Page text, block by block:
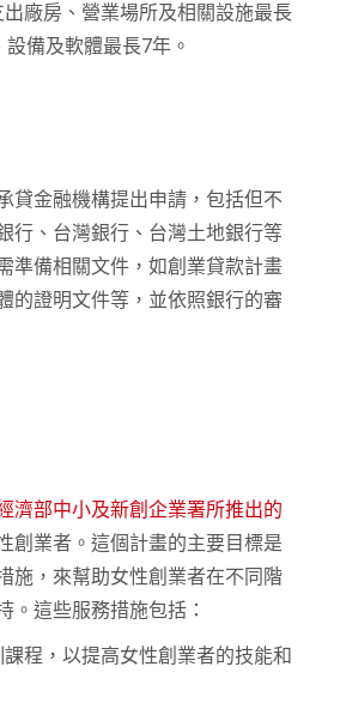
廠房、營業場所及相關設施最長
備及軟體最長7年。
貸金融機構提出申請，包括但不
行、台灣銀行、台灣土地銀行等
準備相關文件，如創業貸款計畫
的證明文件等，並依照銀行的審
濟部中小及新創企業署所推出的
創業者。這個計畫的主要目標是
施，來幫助女性創業者在不同階
。這些服務措施包括：
程，以提高女性創業者的技能和